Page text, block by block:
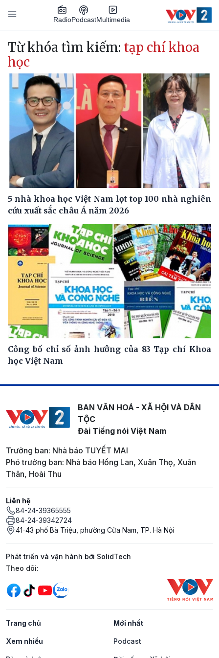
Nhảy đến nội dung
RadioPodcastMultimedia
Main navigation
Từ khóa tìm kiếm: tạp chí khoa
học
5 nhà khoa học Việt Nam lọt top 100 nhà nghiên
cứu xuất sắc châu Á năm 2026
Công bố chỉ số ảnh hưởng của 83 Tạp chí Khoa
học Việt Nam
BAN VĂN HOÁ - XÃ HỘI VÀ DÂN
TỘC
Đài Tiếng nói Việt Nam
Trưởng ban: Nhà báo TUYẾT MAI
Phó trưởng ban: Nhà báo Hồng Lan, Xuân Thọ, Xuân
Thân, Hoài Thu
Liên hệ
84-24-39365555
84-24-39342724
41-43 phố Bà Triệu, phường Cửa Nam, TP. Hà Nội
Phát triển và vận hành bởi SolidTech
Mạng xã hội
Theo dõi:
Trang chủ Mới nhất
Xem nhiều Podcast